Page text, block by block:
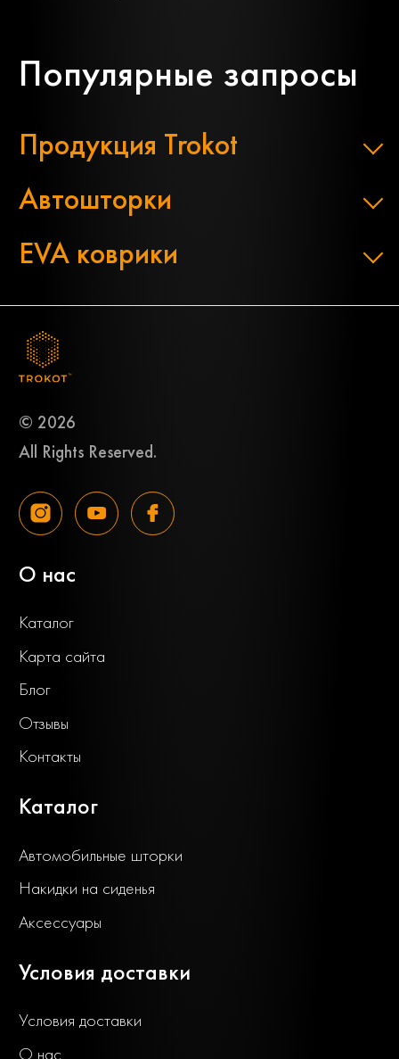
Популярные запросы
Продукция Trokot
Автошторки
EVA коврики
© 2026
All Rights Reserved.
О нас
Каталог
Карта сайта
Блог
Отзывы
Контакты
Каталог
Автомобильные шторки
Накидки на сиденья
Аксессуары
Условия доставки
Условия доставки
О нас